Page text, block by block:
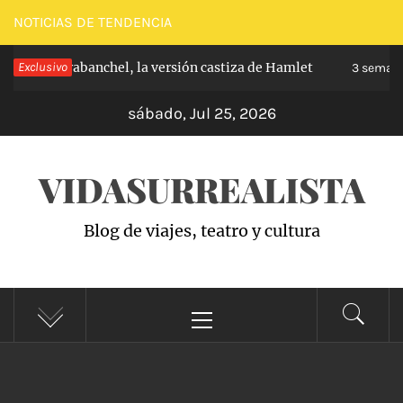
Saltar
al
contenido
NOTICIAS DE TENDENCIA
Exclusivo
de Carabanchel, la versión castiza de Hamlet 3
sábado, Jul 25, 2026
VIDASURREALISTA
Blog de viajes, teatro y cultura
principal